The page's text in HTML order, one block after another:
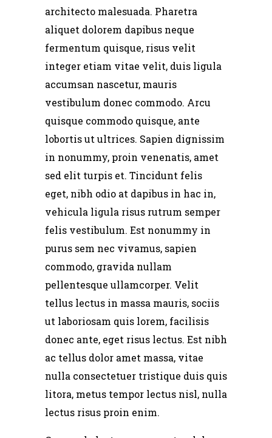
architecto malesuada. Pharetra
aliquet dolorem dapibus neque
fermentum quisque, risus velit
integer etiam vitae velit, duis ligula
accumsan nascetur, mauris
vestibulum donec commodo. Arcu
quisque commodo quisque, ante
lobortis ut ultrices. Sapien dignissim
in nonummy, proin venenatis, amet
sed elit turpis et. Tincidunt felis
eget, nibh odio at dapibus in hac in,
vehicula ligula risus rutrum semper
felis vestibulum. Est nonummy in
purus sem nec vivamus, sapien
commodo, gravida nullam
pellentesque ullamcorper. Velit
tellus lectus in massa mauris, sociis
ut laboriosam quis lorem, facilisis
donec ante, eget risus lectus. Est nibh
ac tellus dolor amet massa, vitae
nulla consectetuer tristique duis quis
litora, metus tempor lectus nisl, nulla
lectus risus proin enim.